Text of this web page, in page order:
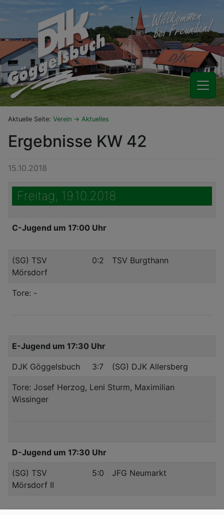
Aktuelle Seite: Verein Aktuelles
Ergebnisse KW 42
15.10.2018
Freitag, 19.10.2018
C-Jugend um 17:00 Uhr
(SG) TSV
Mörsdorf
0:2 TSV Burgthann
Tore: -
E-Jugend um 17:30 Uhr
DJK Göggelsbuch 3:7 (SG) DJK Allersberg
Tore: Josef Herzog, Leni Sturm, Maximilian
Wissinger
D-Jugend um 17:30 Uhr
(SG) TSV
Mörsdorf II
5:0 JFG Neumarkt